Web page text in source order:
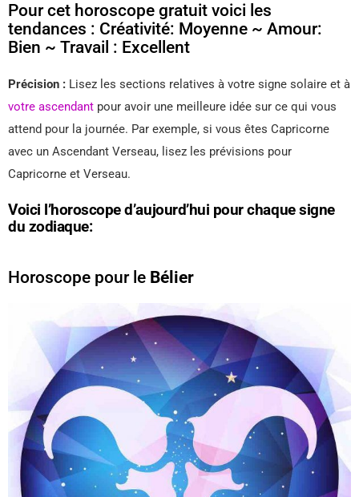
Pour cet horoscope gratuit voici les
tendances : Créativité: Moyenne ~ Amour:
Bien ~ Travail : Excellent
Précision : Lisez les sections relatives à votre signe solaire et à
votre ascendant pour avoir une meilleure idée sur ce qui vous
attend pour la journée. Par exemple, si vous êtes Capricorne
avec un Ascendant Verseau, lisez les prévisions pour
Capricorne et Verseau.
Voici l’horoscope d’aujourd’hui pour chaque signe
du zodiaque:
Horoscope pour le Bélier